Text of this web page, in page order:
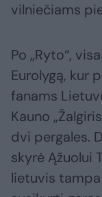
vilniečiams
Po „Ryto“,
Eurolygą, kur
fanams
Kauno
dvi pergales.
skyrė Ąžuolui
lietuvis